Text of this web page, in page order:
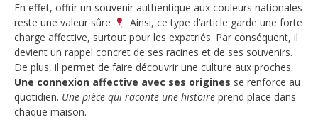
En effet, offrir un souvenir authentique aux couleurs nationales
reste une valeur sûre
. Ainsi, ce type d’article garde une forte
charge affective, surtout pour les expatriés. Par conséquent, il
devient un rappel concret de ses racines et de ses souvenirs.
De plus, il permet de faire découvrir une culture aux proches.
Une connexion affective avec ses origines se renforce au
quotidien. Une pièce qui raconte une histoire prend place dans
chaque maison.